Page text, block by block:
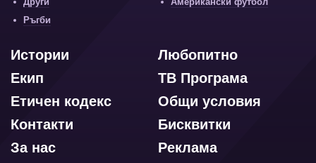
Ръгби
Любопитно
Истории
ТВ Програма
Екип
Общи условия
Етичен кодекс
Бисквитки
Контакти
Реклама
За нас